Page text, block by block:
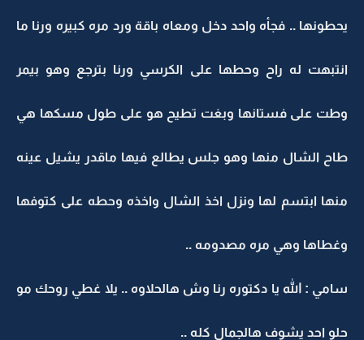
يحطونها .. فجأه واحد دخل ومعاه باقة ورد مره كبيره ورنا ما
انتبهت له راح وحطها على الكرسي ورنا بترجع وهو بيمر
وطت على فستانها وبغت تطيح هو على طول مسكها هي
طاح الشال منها وهو جلس يطالع فيها ماقدر يشيل عينه
منها ابتسم لها ونزل اخذ الشال واخذه وحطه على كتوفها
وغطاها وهي مره مصدومه ..
سامي : الله يا دكتوره رنا وش هالحلاوه .. يلا غطي روحك مو
حلو احد يشوف هالجمال كله ..